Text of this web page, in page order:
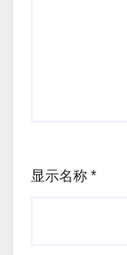
显示名称 *